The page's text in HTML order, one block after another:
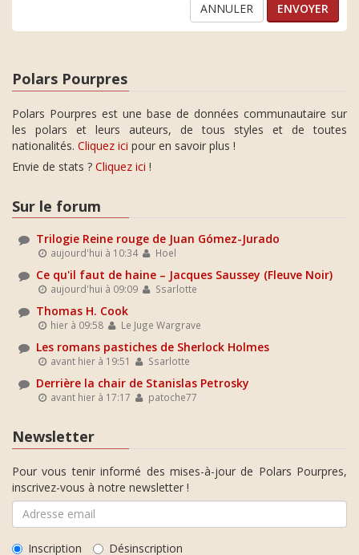
ANNULER
Polars Pourpres
Polars Pourpres est une base de données communautaire sur
les polars et leurs auteurs, de tous styles et de toutes
nationalités. Cliquez ici pour en savoir plus !
Envie de stats ? Cliquez ici !
Sur le forum
Trilogie Reine rouge de Juan Gómez-Jurado
aujourd'hui à 10:34 Hoel
Ce qu'il faut de haine – Jacques Saussey (Fleuve Noir)
aujourd'hui à 09:09 Ssarlotte
Thomas H. Cook
hier à 09:58 Le Juge Wargrave
Les romans pastiches de Sherlock Holmes
avant hier à 19:51 Ssarlotte
Derrière la chair de Stanislas Petrosky
avant hier à 17:17 patoche77
Newsletter
Pour vous tenir informé des mises-à-jour de Polars Pourpres,
inscrivez-vous à notre newsletter !
Inscription Désinscription